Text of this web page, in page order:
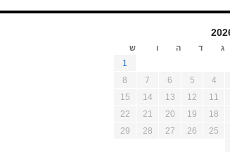
ג ד ה ו ש
1
4
5
6
7
8
11
12
13
14
15
18
19
20
21
22
25
26
27
28
29